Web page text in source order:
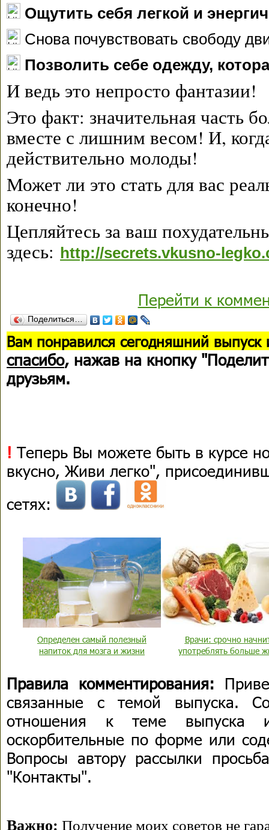
Ощутить себя легкой и
Снова почувствовать свободу
Позволить себе одежду,
И ведь это непросто фантазии!
Это факт: значительная часть
вместе с лишним весом! И,
действительно молоды!
Может ли это стать для вас
конечно!
Цепляйтесь за ваш
здесь: http://secrets.vkusno-
Перейти к
Поделиться…
Вам понравился сегодняшний выпуск
спасибо, нажав на кнопку
друзьям.
! Теперь Вы можете быть в курсе
вкусно, Живи легко",
сетях:
Определен самый полезный
напиток для мозга и жизни
Врачи: срочно
употреблять больше
Правила комментирования:
связанные с темой выпуска.
отношения к теме выпуска
оскорбительные по форме или
Вопросы автору рассылки
"Контакты".
Важно: Получение моих советов не